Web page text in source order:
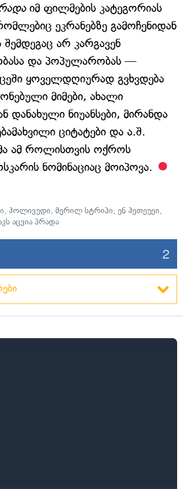
იმ ფილმების კატეგორიას
ეკრანებზე გამოჩენიდან
არ კარგავენ
და პოპულარობას —
ყოველდღიურად გვხვდება
მიმები, ახალი
დანახული ნიუანსები, მირანდა
ციტატები და ა.შ.
ამ როლისთვის ოქროს
ნომინაციაც მოიპოვა.
, ჰოლივუდი, მერილ სტრიპი, ენ ჰეთეუეი,
აცვია პრადა
2